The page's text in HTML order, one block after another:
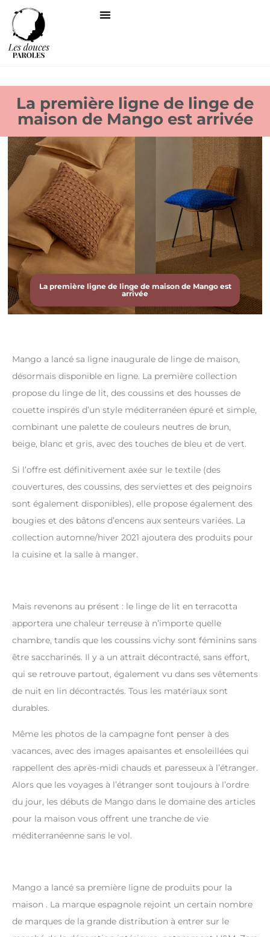
La première ligne de linge de
maison de Mango est arrivée
La première ligne de linge de maison de Mango est
arrivée
Mango a lancé sa ligne inaugurale de linge de maison,
désormais disponible en ligne. La première collection
propose du linge de lit, des coussins et des housses de
couette inspirés d’un style méditerranéen épuré et simple,
combinant une palette de couleurs neutres de brun,
beige, blanc et gris, avec des touches de bleu et de vert.
Si l’offre est définitivement axée sur le textile (des
couvertures, des coussins, des serviettes et des peignoirs
sont également disponibles), elle propose également des
bougies et des bâtons d’encens aux senteurs variées. La
collection automne/hiver 2021 ajoutera des produits pour
la cuisine et la salle à manger.
Mais revenons au présent : le linge de lit en terracotta
apportera une chaleur terreuse à n’importe quelle
chambre, tandis que les coussins vichy sont féminins sans
être saccharinés. Il y a un attrait décontracté, sans effort,
qui se retrouve partout, également vu dans ses vêtements
de nuit en lin décontractés. Tous les matériaux sont
durables.
Même les photos de la campagne font penser à des
vacances, avec des images apaisantes et ensoleillées qui
rappellent des après-midi chauds et paresseux à l’étranger.
Alors que les voyages à l’étranger sont toujours à l’ordre
du jour, les débuts de Mango dans le domaine des articles
pour la maison vous offrent une tranche de vie
méditerranéenne sans le vol.
Mango a lancé sa première ligne de produits pour la
maison . La marque espagnole rejoint un certain nombre
de marques de la grande distribution à entrer sur le